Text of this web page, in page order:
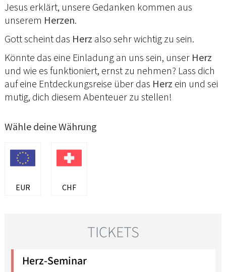
Jesus erklärt, unsere Gedanken kommen aus
unserem Herzen.
Gott scheint das Herz also sehr wichtig zu sein.
Könnte das eine Einladung an uns sein, unser Herz
und wie es funktioniert, ernst zu nehmen? Lass dich
auf eine Entdeckungsreise über das Herz ein und sei
mutig, dich diesem Abenteuer zu stellen!
Wähle deine Währung
EUR CHF